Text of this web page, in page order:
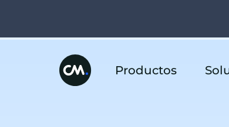
Productos